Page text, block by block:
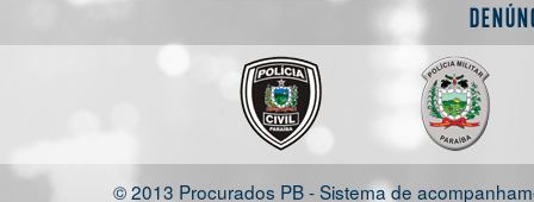
© 2013 Procurados PB - Sistema de